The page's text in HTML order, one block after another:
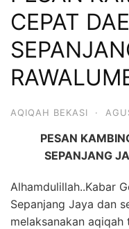
CEPAT
AQIQAH BEKASI ·
PESAN
SEPANJANG
Alhamdulillah..Kabar
Sepanjang Jaya dan
melaksanakan